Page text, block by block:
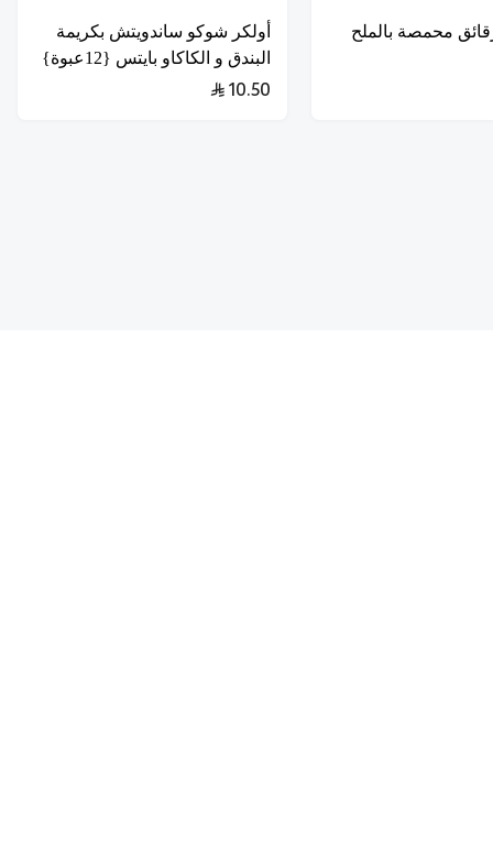
محمصة بالملح
أولكر شوكو ساندويتش بكريمة
البندق و الكاكاو بايتس {12عبوة}
10.50